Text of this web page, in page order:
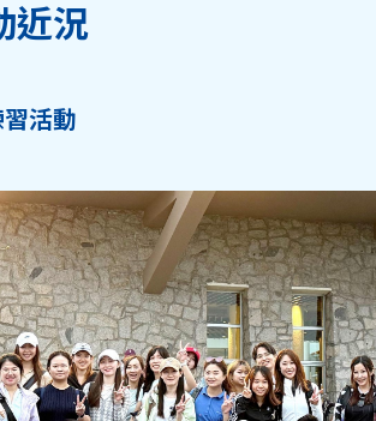
近況
活動